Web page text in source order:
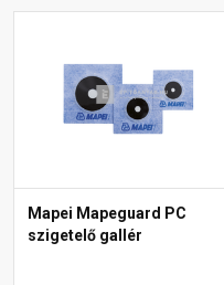
Mapei Mapeguard PC
szigetelő gallér